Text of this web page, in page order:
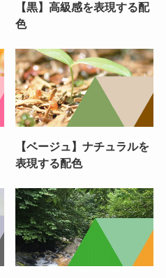
【黒】高級感を表現する配
色
【ベージュ】ナチュラルを
表現する配色